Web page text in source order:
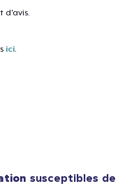
d'avis.
ici.
susceptibles de